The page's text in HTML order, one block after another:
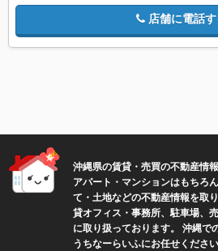
店舗に電話
沖縄県の賃貸・売買の不動産情
アパート・マンションはもちろ
て・土地などの不動産情報を取
貸オフィス・事務所、駐車場、
に取り扱っております。 沖縄で
うちなーらいふにお任せください